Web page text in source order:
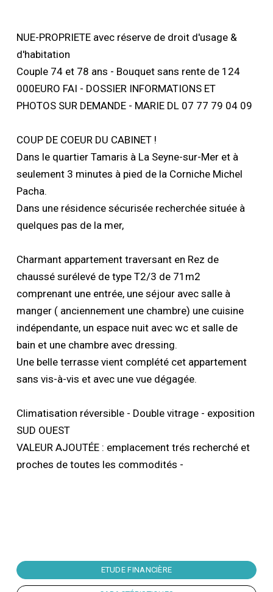
NUE-PROPRIETE avec réserve de droit d'usage &
d'habitation
Couple 74 et 78 ans - Bouquet sans rente de 124
000EURO FAI - DOSSIER INFORMATIONS ET
PHOTOS SUR DEMANDE - MARIE DL 07 77 79 04 09
COUP DE COEUR DU CABINET !
Dans le quartier Tamaris à La Seyne-sur-Mer et à
seulement 3 minutes à pied de la Corniche Michel
Pacha.
Dans une résidence sécurisée recherchée située à
quelques pas de la mer,
Charmant appartement traversant en Rez de
chaussé surélevé de type T2/3 de 71m2
comprenant une entrée, une séjour avec salle à
manger ( anciennement une chambre) une cuisine
indépendante, un espace nuit avec wc et salle de
bain et une chambre avec dressing.
Une belle terrasse vient complété cet appartement
sans vis-à-vis et avec une vue dégagée.
Climatisation réversible - Double vitrage - exposition
SUD OUEST
VALEUR AJOUTÉE : emplacement trés recherché et
proches de toutes les commodités -
ETUDE FINANCIÈRE